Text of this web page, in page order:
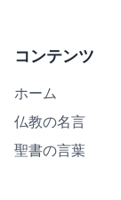
コンテンツ
ホーム
仏教の名言
聖書の言葉